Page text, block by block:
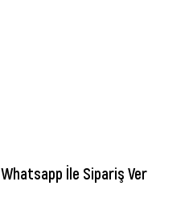
Whatsapp İle Sipariş Ver